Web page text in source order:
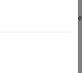
driver block contains the
the